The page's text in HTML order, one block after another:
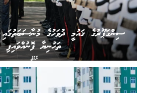
ރާއްޖެ
ސިންގަޕޫރުގެ ޤައުމީ ދުވަހުގެ
ތަހުނިޔާ ފޮނުއްވައިފި